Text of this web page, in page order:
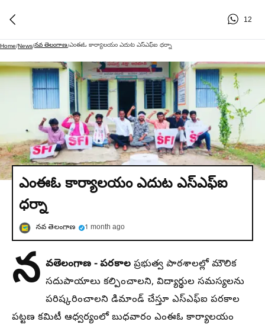
12
Home/News/నవ తెలంగాణ/ఎంఈఓ కార్యాలయం ఎదుట ఎస్ఎఫ్ఐ ధర్నా
ఎంఈఓ కార్యాలయం ఎదుట ఎస్ఎఫ్ఐ
ధర్నా
నవ తెలంగాణ 1 month ago
న వతెలంగాణ - పరకాల ప్రభుత్వ పాఠశాలల్లో మౌలిక
సదుపాయాలు కల్పించాలని, విద్యార్థుల సమస్యలను
పరిష్కరించాలని డిమాండ్ చేస్తూ ఎస్ఎఫ్ఐ పరకాల
పట్టణ కమిటీ ఆధ్వర్యంలో బుధవారం ఎంఈఓ కార్యాలయం